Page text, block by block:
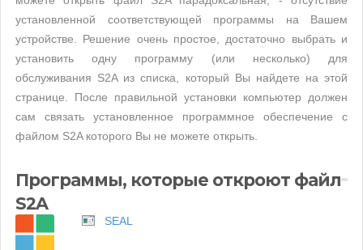
установленной соответствующей программы на Вашем
устройстве. Решение очень простое, достаточно выбрать и
установить одну программу (или несколько) для
обслуживания S2A из списка, который Вы найдете на этой
странице. После правильной установки компьютер должен
сам связать установленное программное обеспечение с
файлом S2A которого Вы не можете открыть.
Программы, которые откроют файл
S2A
SEAL